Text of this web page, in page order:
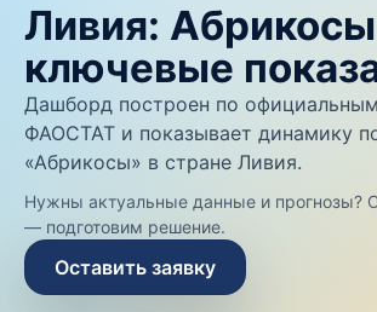
Ливия:
ключевые
Дашборд построен по
ФАОСТАТ и показывает динамику
«Абрикосы» в стране Ливия.
Нужны актуальные данные и прогнозы?
— подготовим решение.
Оставить заявку